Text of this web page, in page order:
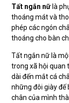
Tất ngắn nữ là
thoáng mát và
phép các ngón
thoáng cho bàn
Tất ngắn nữ là
trong xã hội quan
dài đến mắt cá
những đôi giày đế
chân của mình